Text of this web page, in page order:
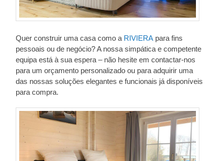
Quer construir uma casa como a RIVIERA para fins
pessoais ou de negócio? A nossa simpática e competente
equipa está à sua espera – não hesite em contactar-nos
para um orçamento personalizado ou para adquirir uma
das nossas soluções elegantes e funcionais já disponíveis
para compra.